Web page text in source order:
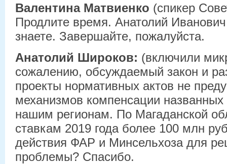
Валентина Матвиенко (спикер
Продлите время. Анатолий
знаете. Завершайте, пожалуйста.
Анатолий Широков: (включили
сожалению, обсуждаемый закон и
проекты нормативных актов не
механизмов компенсации
нашим регионам. По Магаданской
ставкам 2019 года более 100 млн
действия ФАР и Минсельхоза для
проблемы? Спасибо.